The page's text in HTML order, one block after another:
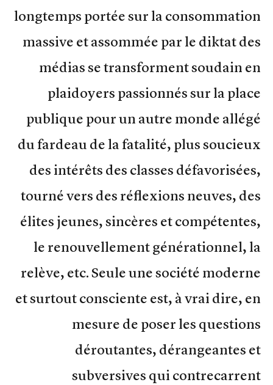
longtemps portée sur la consommation
massive et assommée par le diktat des
médias se transforment soudain en
plaidoyers passionnés sur la place
publique pour un autre monde allégé
du fardeau de la fatalité, plus soucieux
des intérêts des classes défavorisées,
tourné vers des réflexions neuves, des
élites jeunes, sincères et compétentes,
le renouvellement générationnel, la
relève, etc. Seule une société moderne
et surtout consciente est, à vrai dire, en
mesure de poser les questions
déroutantes, dérangeantes et
subversives qui contrecarrent